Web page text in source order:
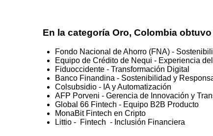
En la categoría Oro, Colombia
Fondo Nacional de Ahorro (FNA) -
Equipo de Crédito de Nequi - Experiencia
Fiduoccidente - Transformación Digital
Banco Finandina - Sostenibilidad y
Colsubsidio - IA y Automatización
AFP Porveni - Gerencia de Innovación y
Global 66 Fintech - Equipo B2B Producto
MonaBit Fintech en Cripto
Littio - Fintech - Inclusión Financiera